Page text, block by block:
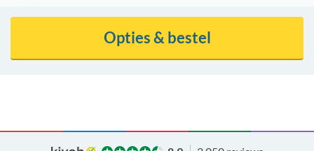
Opties & bestel